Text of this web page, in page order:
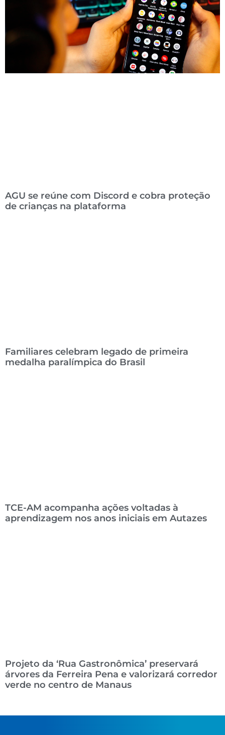
AGU se reúne com Discord e cobra proteção
de crianças na plataforma
Familiares celebram legado de primeira
medalha paralímpica do Brasil
TCE-AM acompanha ações voltadas à
aprendizagem nos anos iniciais em Autazes
Projeto da ‘Rua Gastronômica’ preservará
árvores da Ferreira Pena e valorizará corredor
verde no centro de Manaus